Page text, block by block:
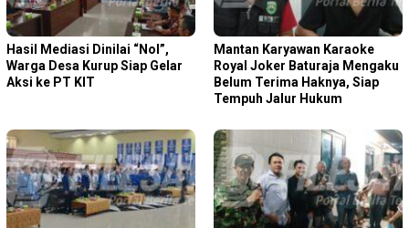
Hasil Mediasi Dinilai “Nol”,
Warga Desa Kurup Siap Gelar
Aksi ke PT KIT
Mantan Karyawan Karaoke
Royal Joker Baturaja Mengaku
Belum Terima Haknya, Siap
Tempuh Jalur Hukum